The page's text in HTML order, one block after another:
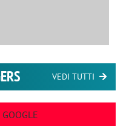
VEDI TUTTI
GOOGLE